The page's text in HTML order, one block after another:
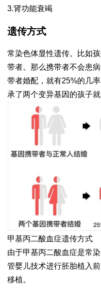
3.肾功能衰竭
遗传方式
常染色体显性遗传。比如
带者。那么携带者不会患
带者婚配，就有25%的几
承了两个变异基因的孩子就
甲基丙二酸血症遗传方式
由于甲基丙二酸血症是常
管婴儿技术进行胚胎植入
移植。